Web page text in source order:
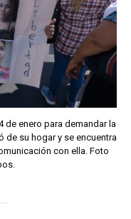
de enero para demandar la
de su hogar y se encuentra
con ella. Foto